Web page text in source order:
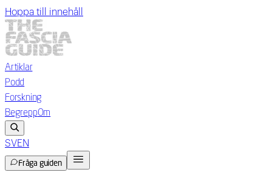
Hoppa till innehåll
Artiklar
Podd
Forskning
BegreppOm
SVEN
Fråga guiden